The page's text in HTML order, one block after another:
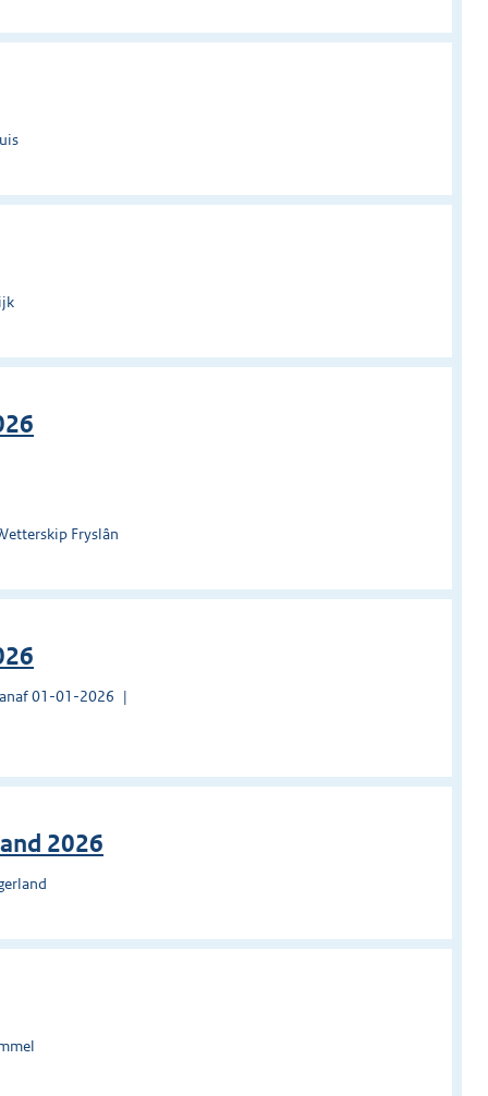
Fryslân
01-01-2026
2026